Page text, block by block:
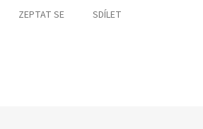
ZEPTAT SE SDÍLET